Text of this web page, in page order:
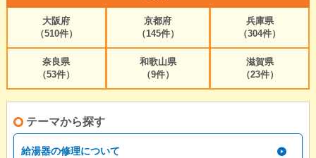
大阪府
（510件）
京都府
（145件）
兵庫県
（304件）
奈良県
（53件）
和歌山県
（9件）
滋賀県
（23件）
テーマから探す
給湯器の修理について